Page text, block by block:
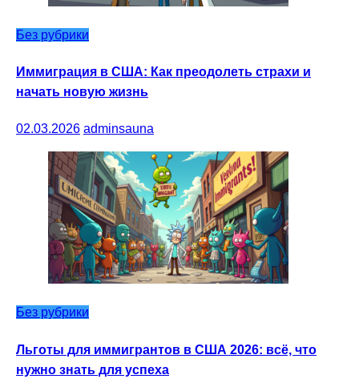
Без рубрики
Иммиграция в США: Как преодолеть страхи и
начать новую жизнь
02.03.2026 adminsauna
Без рубрики
Льготы для иммигрантов в США 2026: всё, что
нужно знать для успеха